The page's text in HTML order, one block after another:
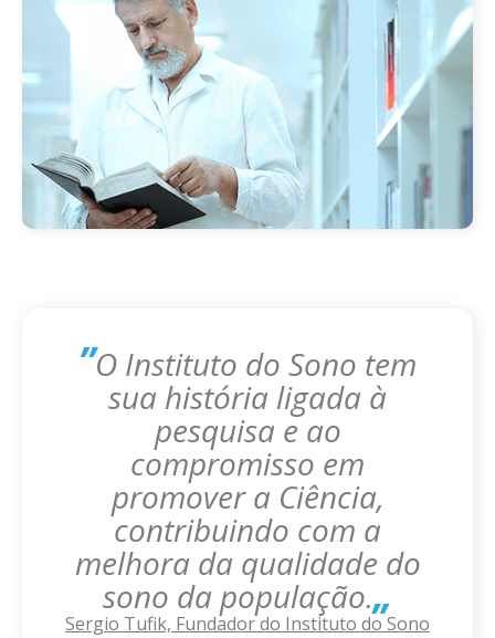
”O Instituto do Sono tem
sua história ligada à
pesquisa e ao
compromisso em
promover a Ciência,
contribuindo com a
melhora da qualidade do
sono da população.„
Sergio Tufik, Fundador do Instituto do Sono